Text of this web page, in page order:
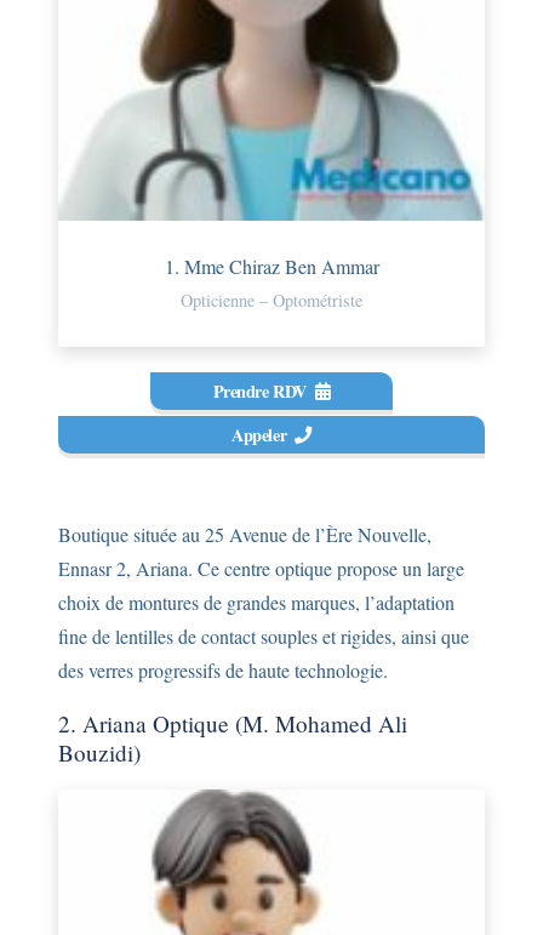
1. Mme Chiraz Ben Ammar
Opticienne – Optométriste
Prendre RDV
Appeler
Boutique située au 25 Avenue de l’Ère Nouvelle,
Ennasr 2, Ariana. Ce centre optique propose un large
choix de montures de grandes marques, l’adaptation
fine de lentilles de contact souples et rigides, ainsi que
des verres progressifs de haute technologie.
2. Ariana Optique (M. Mohamed Ali
Bouzidi)